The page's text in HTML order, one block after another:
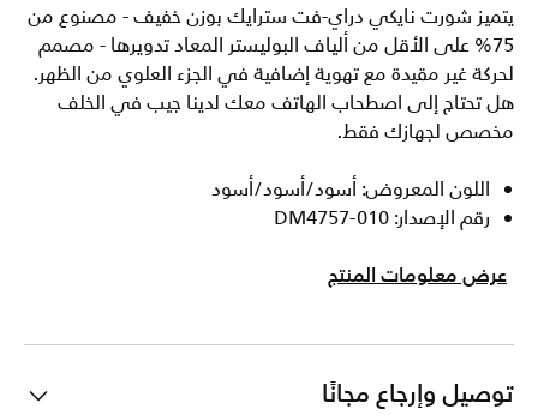
يتميز شورت نايكي دراي-فت سترايك بوزن خفيف - مصنوع من
75% على الأقل من ألياف البوليستر المعاد تدويرها - مصمم
لحركة غير مقيدة مع تهوية إضافية في الجزء العلوي من الظهر.
هل تحتاج إلى اصطحاب الهاتف معك لدينا جيب في الخلف
مخصص لجهازك فقط.
اللون المعروض: أسود/أسود/أسود
رقم الإصدار: DM4757-010
عرض معلومات المنتج
توصيل وإرجاع مجانًا